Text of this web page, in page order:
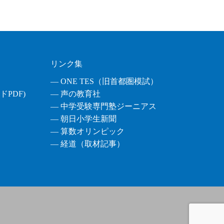
PDF)
リンク集
― ONE TES（旧首都圏模試）
― 声の教育社
― 中学受験専門塾ジーニアス
― 朝日小学生新聞
― 算数オリンピック
― 経道（取材記事）